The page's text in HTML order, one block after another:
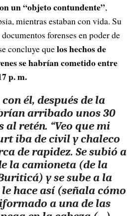
un “objeto contundente”,
mientras estaban con vida. Su
forenses en poder de
concluye quelos hechos de
se habrían cometido entre
p. m.
él, después de la
arribado unos 30
retén. “Veo que mi
iba de civil y chaleco
de rapidez. Se subió a
la camioneta (de la
y se sube a la
hace así (señala cómo
a una de las